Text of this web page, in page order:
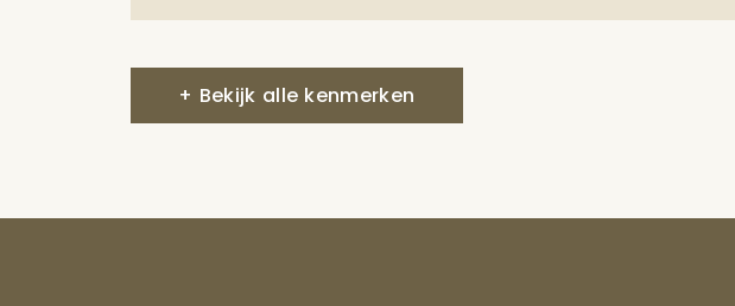
+ Bekijk alle kenmerken